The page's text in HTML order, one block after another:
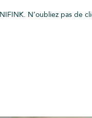
N’oubliez pas de